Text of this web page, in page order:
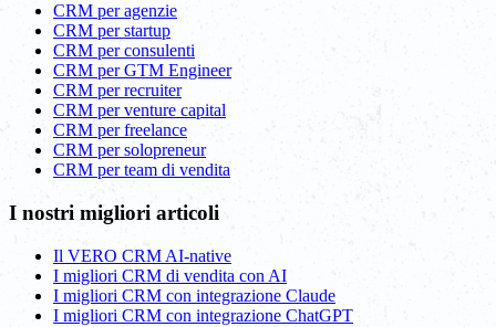
CRM per agenzie
CRM per startup
CRM per consulenti
CRM per GTM Engineer
CRM per recruiter
CRM per venture capital
CRM per freelance
CRM per solopreneur
CRM per team di vendita
I nostri migliori articoli
Il VERO CRM AI-native
I migliori CRM di vendita con AI
I migliori CRM con integrazione Claude
I migliori CRM con integrazione ChatGPT